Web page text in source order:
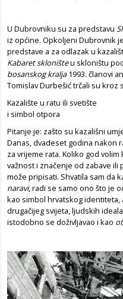
U Dubrovniku su za predstavu
iz općine. Opkoljeni Dubrovnik
predstave a za odlazak u
Kabaret skloništeu skloništu
bosanskog kralja1993. članovi
Tomislav Durbešić trčali su kroz
Kazalište u ratu ili svetište
i simbol otpora
Pitanje je: zašto su kazališni
Danas, dvadeset godina nakon
za vrijeme rata. Koliko god
važnost i značenje od zabave
može pripisati. Shvatila sam da
naravi, radi se samo ono što je
kao simbol hrvatskog identiteta,
drugačijeg svijeta, ljudskih
istodobno se doživljavao i kao